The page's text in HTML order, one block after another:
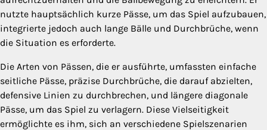
nutzte hauptsächlich kurze Pässe, um das Spiel aufzubauen,
integrierte jedoch auch lange Bälle und Durchbrüche, wenn
die Situation es erforderte.
Die Arten von Pässen, die er ausführte, umfassten einfache
seitliche Pässe, präzise Durchbrüche, die darauf abzielten,
defensive Linien zu durchbrechen, und längere diagonale
Pässe, um das Spiel zu verlagern. Diese Vielseitigkeit
ermöglichte es ihm, sich an verschiedene Spielszenarien